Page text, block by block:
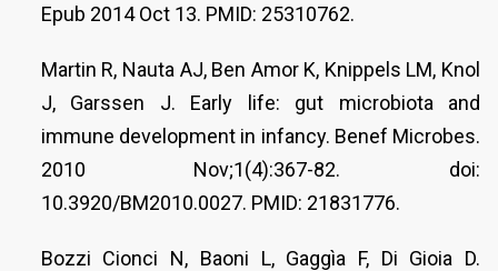
Epub 2014 Oct 13. PMID: 25310762.
Martin R, Nauta AJ, Ben Amor K, Knippels LM, Knol
J, Garssen J. Early life: gut microbiota and
immune development in infancy. Benef Microbes.
2010 Nov;1(4):367-82. doi:
10.3920/BM2010.0027. PMID: 21831776.
Bozzi Cionci N, Baoni L, Gaggìa F, Di Gioia D.